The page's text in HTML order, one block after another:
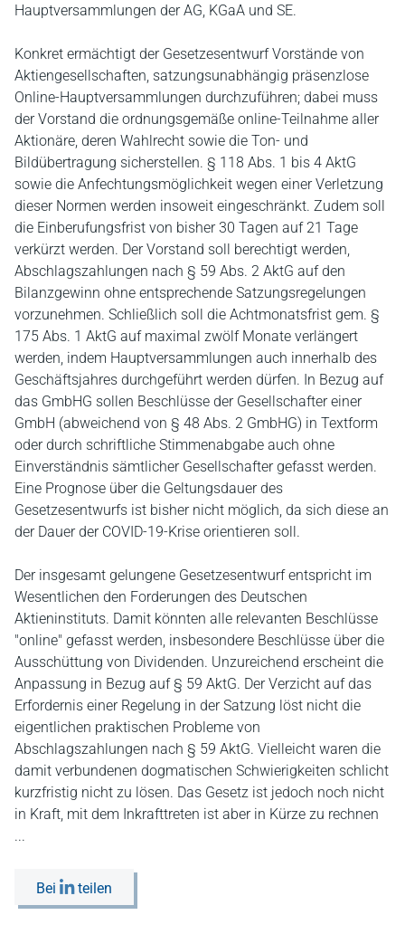
Hauptversammlungen der AG, KGaA und SE.
Konkret ermächtigt der Gesetzesentwurf Vorstände von
Aktiengesellschaften, satzungsunabhängig präsenzlose
Online-Hauptversammlungen durchzuführen; dabei muss
der Vorstand die ordnungsgemäße online-Teilnahme aller
Aktionäre, deren Wahlrecht sowie die Ton- und
Bildübertragung sicherstellen. § 118 Abs. 1 bis 4 AktG
sowie die Anfechtungsmöglichkeit wegen einer Verletzung
dieser Normen werden insoweit eingeschränkt. Zudem soll
die Einberufungsfrist von bisher 30 Tagen auf 21 Tage
verkürzt werden. Der Vorstand soll berechtigt werden,
Abschlagszahlungen nach § 59 Abs. 2 AktG auf den
Bilanzgewinn ohne entsprechende Satzungsregelungen
vorzunehmen. Schließlich soll die Achtmonatsfrist gem. §
175 Abs. 1 AktG auf maximal zwölf Monate verlängert
werden, indem Hauptversammlungen auch innerhalb des
Geschäftsjahres durchgeführt werden dürfen. In Bezug auf
das GmbHG sollen Beschlüsse der Gesellschafter einer
GmbH (abweichend von § 48 Abs. 2 GmbHG) in Textform
oder durch schriftliche Stimmenabgabe auch ohne
Einverständnis sämtlicher Gesellschafter gefasst werden.
Eine Prognose über die Geltungsdauer des
Gesetzesentwurfs ist bisher nicht möglich, da sich diese an
der Dauer der COVID-19-Krise orientieren soll.
Der insgesamt gelungene Gesetzesentwurf entspricht im
Wesentlichen den Forderungen des Deutschen
Aktieninstituts. Damit könnten alle relevanten Beschlüsse
"online" gefasst werden, insbesondere Beschlüsse über die
Ausschüttung von Dividenden. Unzureichend erscheint die
Anpassung in Bezug auf § 59 AktG. Der Verzicht auf das
Erfordernis einer Regelung in der Satzung löst nicht die
eigentlichen praktischen Probleme von
Abschlagszahlungen nach § 59 AktG. Vielleicht waren die
damit verbundenen dogmatischen Schwierigkeiten schlicht
kurzfristig nicht zu lösen. Das Gesetz ist jedoch noch nicht
in Kraft, mit dem Inkrafttreten ist aber in Kürze zu rechnen
...
Bei teilen